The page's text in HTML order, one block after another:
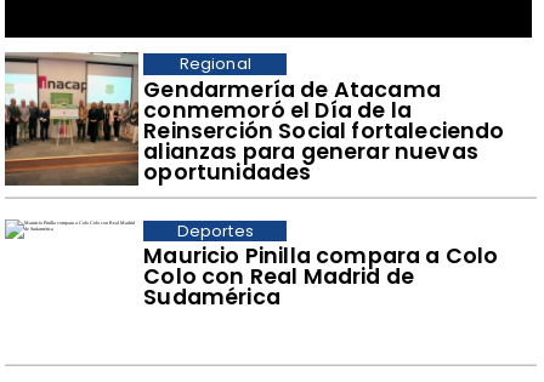
​Gendarmería de Atacama
conmemoró el Día de la
Reinserción Social fortaleciendo
alianzas para generar nuevas
oportunidades
Regional
Mauricio Pinilla compara a Colo
Colo con Real Madrid de
Sudamérica
Deportes